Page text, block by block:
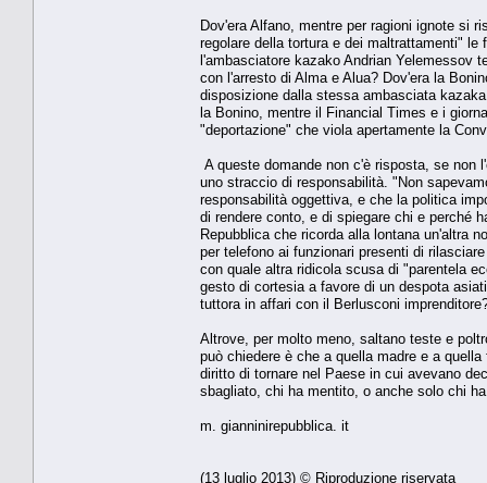
Dov'era Alfano, mentre per ragioni ignote si
regolare della tortura e dei maltrattamenti"
l'ambasciatore kazako Andrian Yelemessov
con l'arresto di Alma e Alua? Dov'era la
disposizione dalla stessa ambasciata
la Bonino, mentre il Financial Times e i
"deportazione" che viola apertamente la
A queste domande non c'è risposta, se
uno straccio di responsabilità. "Non
responsabilità oggettiva, e che la politica
di rendere conto, e di spiegare chi e perché
Repubblica che ricorda alla lontana un'altra
per telefono ai funzionari presenti di
con quale altra ridicola scusa di "parentela
gesto di cortesia a favore di un despota
tuttora in affari con il Berlusconi
Altrove, per molto meno, saltano teste e
può chiedere è che a quella madre e a
diritto di tornare nel Paese in cui avevano
sbagliato, chi ha mentito, o anche solo chi
m. gianninirepubblica. it
(13 luglio 2013) © Riproduzione riservata